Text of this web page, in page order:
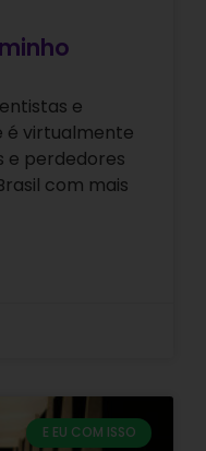
e
é virtualmente
e perdedores
com mais
E EU COM ISSO